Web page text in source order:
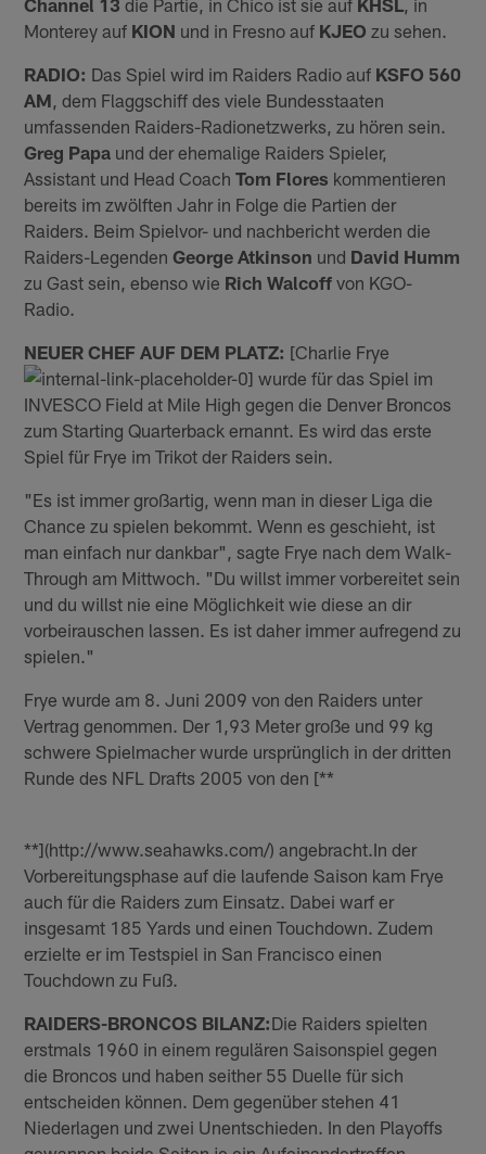
Monterey auf KION und in Fresno auf KJEO zu sehen.
RADIO: Das Spiel wird im Raiders Radio auf KSFO 560
AM , dem Flaggschiff des viele Bundesstaaten
umfassenden Raiders-Radionetzwerks, zu hören sein.
Greg Papa und der ehemalige Raiders Spieler,
Assistant und Head CoachTom Flores kommentieren
bereits im zwölften Jahr in Folge die Partien der
Raiders. Beim Spielvor- und nachbericht werden die
Raiders-LegendenGeorge Atkinson und David Humm
zu Gast sein, ebenso wie Rich Walcoff von KGO-
Radio.
NEUER CHEF AUF DEM PLATZ: [Charlie Frye
wurde für das Spiel im
INVESCO Field at Mile High gegen die Denver Broncos
zum Starting Quarterback ernannt. Es wird das erste
Spiel für Frye im Trikot der Raiders sein.
"Es ist immer großartig, wenn man in dieser Liga die
Chance zu spielen bekommt. Wenn es geschieht, ist
man einfach nur dankbar", sagte Frye nach dem Walk-
Through am Mittwoch. "Du willst immer vorbereitet sein
und du willst nie eine Möglichkeit wie diese an dir
vorbeirauschen lassen. Es ist daher immer aufregend zu
spielen."
Frye wurde am 8. Juni 2009 von den Raiders unter
Vertrag genommen. Der 1,93 Meter große und 99 kg
schwere Spielmacher wurde ursprünglich in der dritten
Runde des NFL Drafts 2005 von den [**
**](http://www.seahawks.com/) angebracht.In der
Vorbereitungsphase auf die laufende Saison kam Frye
auch für die Raiders zum Einsatz. Dabei warf er
insgesamt 185 Yards und einen Touchdown. Zudem
erzielte er im Testspiel in San Francisco einen
Touchdown zu Fuß.
RAIDERS-BRONCOS BILANZ:Die Raiders spielten
erstmals 1960 in einem regulären Saisonspiel gegen
die Broncos und haben seither 55 Duelle für sich
entscheiden können. Dem gegenüber stehen 41
Niederlagen und zwei Unentschieden. In den Playoffs